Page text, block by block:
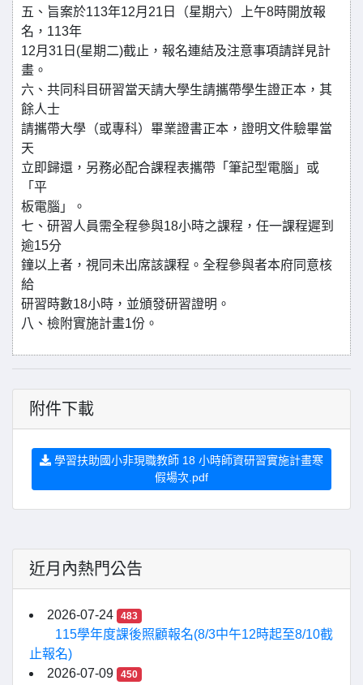
五、旨案於113年12月21日（星期六）上午8時開放報
名，113年
12月31日(星期二)截止，報名連結及注意事項請詳見計
畫。
六、共同科目研習當天請大學生請攜帶學生證正本，其
餘人士
請攜帶大學（或專科）畢業證書正本，證明文件驗畢當
天
立即歸還，另務必配合課程表攜帶「筆記型電腦」或
「平
板電腦」。
七、研習人員需全程參與18小時之課程，任一課程遲到
逾15分
鐘以上者，視同未出席該課程。全程參與者本府同意核
給
研習時數18小時，並頒發研習證明。
八、檢附實施計畫1份。
附件下載
學習扶助國小非現職教師 18 小時師資研習實施計畫寒
假場次.pdf
近月內熱門公告
2026-07-24 483
115學年度課後照顧報名(8/3中午12時起至8/10截
止報名)
2026-07-09
450